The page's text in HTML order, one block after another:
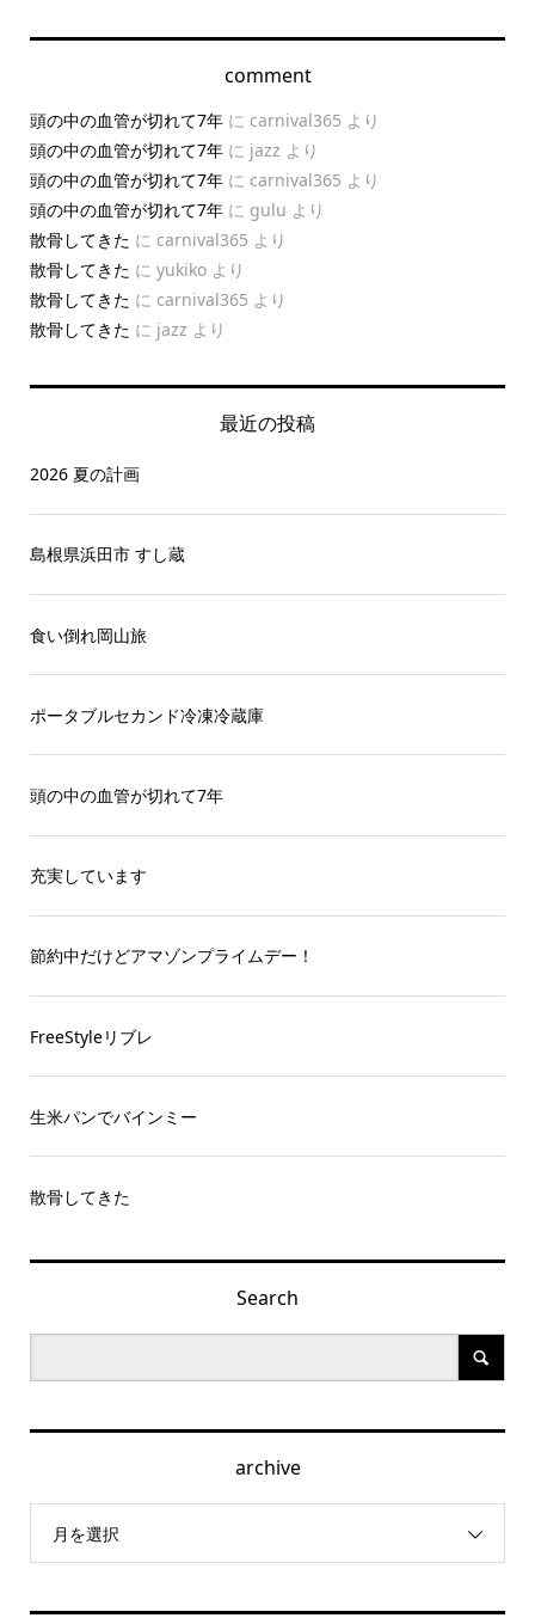
comment
頭の中の血管が切れて7年に carnival365 より
頭の中の血管が切れて7年に jazz より
頭の中の血管が切れて7年に carnival365 より
頭の中の血管が切れて7年に gulu より
散骨してきた に carnival365 より
散骨してきた に yukikoより
散骨してきた に carnival365 より
散骨してきた に jazz より
最近の投稿
2026 夏の計画
島根県浜田市 すし蔵
食い倒れ岡山旅
ポータブルセカンド冷凍冷蔵庫
頭の中の血管が切れて7年
充実しています
節約中だけどアマゾンプライムデー！
FreeStyleリブレ
生米パンでバインミー
散骨してきた
Search
archive
月を選択